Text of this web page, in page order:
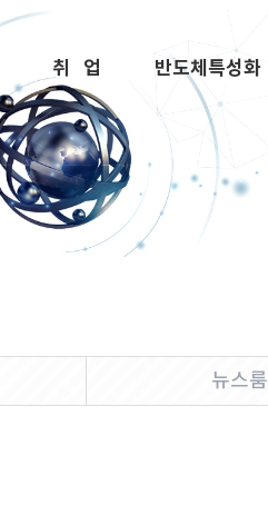
취 업 반도체특성화
뉴스룸